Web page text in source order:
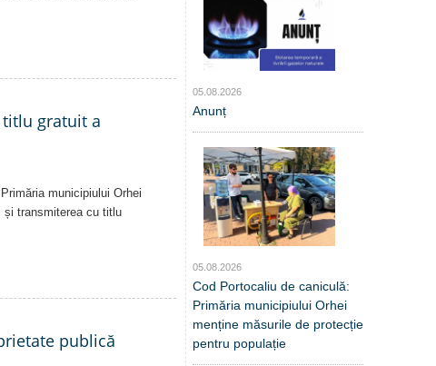
gratuit a
municipiului Orhei
și transmiterea cu titlu
publică
05.08.2026
Anunț
05.08.2026
Cod Portocaliu de caniculă:
Primăria municipiului Orhei
menține măsurile de protecție
pentru populație